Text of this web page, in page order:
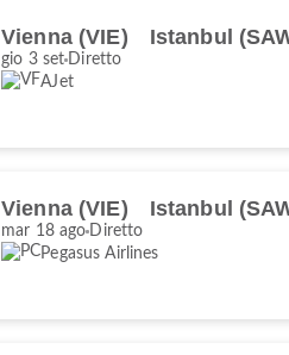
Vienna (VIE) Istanbul
gio 3 set Diretto
AJet
Vienna (VIE) Istanbul
mar 18 ago Diretto
Pegasus Airlines